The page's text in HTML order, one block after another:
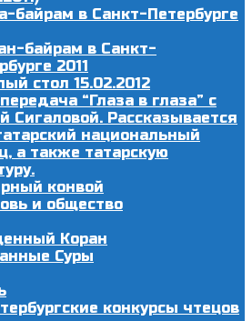
байрам в Санкт-Петербурге
байрам в Санкт-
2011
стол 15.02.2012
“Глаза в глаза” с
Сигаловой. Рассказывается
национальный
а также татарскую
конвой
и общество
Коран
Суры
конкурсы чтецов